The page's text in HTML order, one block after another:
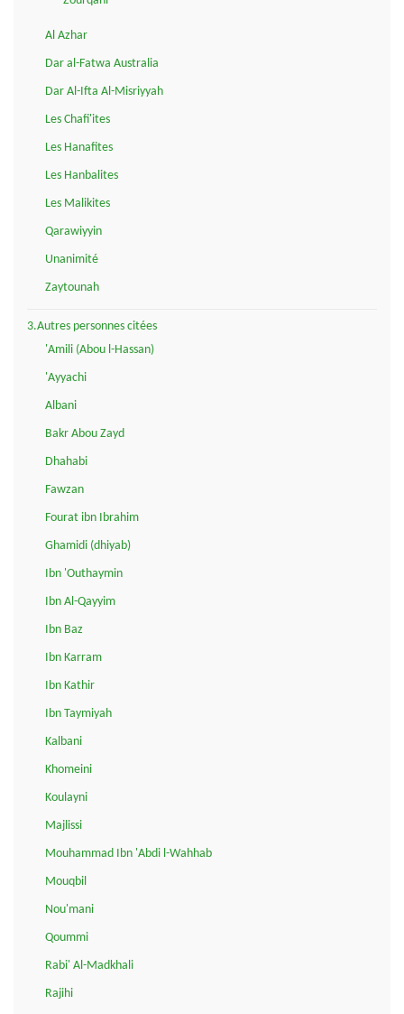
Al Azhar
Dar al-Fatwa Australia
Dar Al-Ifta Al-Misriyyah
Les Chafi'ites
Les Hanafites
Les Hanbalites
Les Malikites
Qarawiyyin
Unanimité
Zaytounah
3.Autres personnes citées
'Amili (Abou l-Hassan)
'Ayyachi
Albani
Bakr Abou Zayd
Dhahabi
Fawzan
Fourat ibn Ibrahim
Ghamidi (dhiyab)
Ibn 'Outhaymin
Ibn Al-Qayyim
Ibn Baz
Ibn Karram
Ibn Kathir
Ibn Taymiyah
Kalbani
Khomeini
Koulayni
Majlissi
Mouhammad Ibn 'Abdi l-Wahhab
Mouqbil
Nou'mani
Qoummi
Rabi' Al-Madkhali
Rajihi